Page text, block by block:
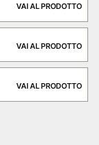
VAI AL PRODOTTO
VAI AL PRODOTTO
VAI AL PRODOTTO